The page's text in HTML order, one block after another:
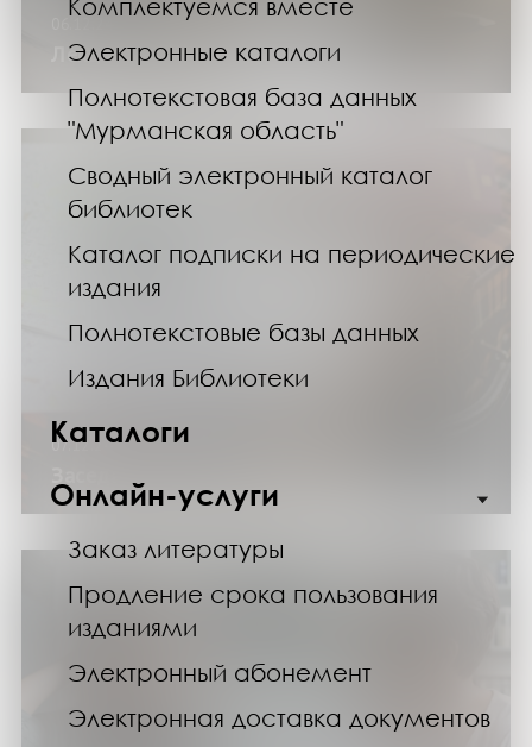
Комплектуемся вместе
Электронные каталоги
Полнотекстовая база данных
"Мурманская область"
Сводный электронный каталог
библиотек
Каталог подписки на периодические
издания
Полнотекстовые базы данных
Издания Библиотеки
Каталоги
Онлайн-услуги
Заказ литературы
Продление срока пользования
изданиями
Электронный абонемент
Электронная доставка документов
Лекция «Уже не секретно»
07.12.24